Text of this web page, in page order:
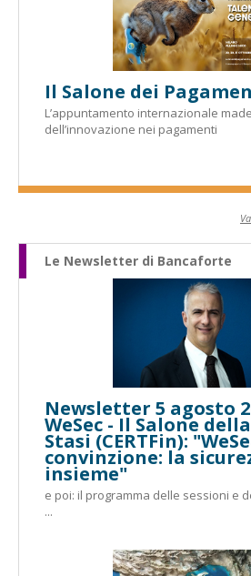
Il Salone dei
L’appuntamento internazionale
dell’innovazione nei pagamenti
Le Newsletter di Bancaforte
Newsletter 5 agosto
WeSec - Il Salone
Stasi (CERTFin):
convinzione: la
insieme"
e poi: il programma delle sessioni e
...